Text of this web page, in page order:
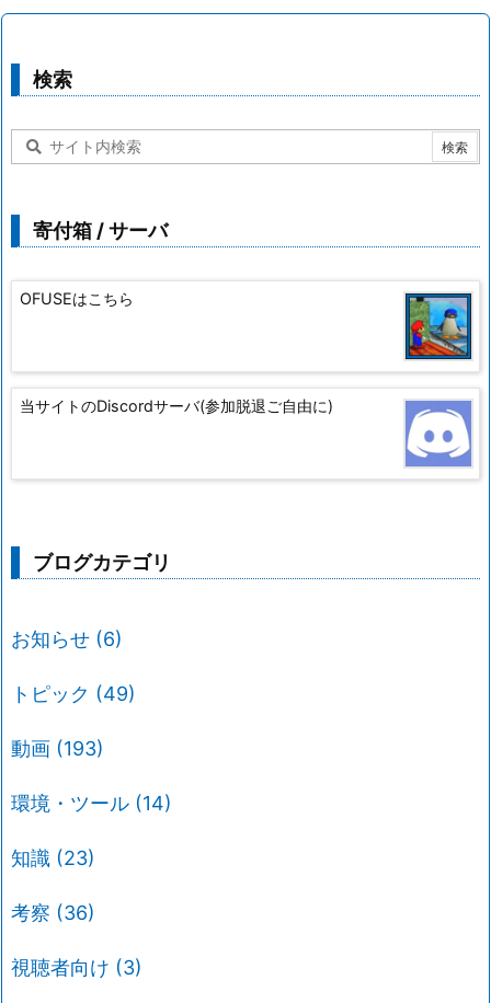
検索
寄付箱 / サーバ
OFUSEはこちら
当サイトのDiscordサーバ(参加脱退ご自由に)
ブログカテゴリ
お知らせ (6)
トピック (49)
動画 (193)
環境・ツール (14)
知識 (23)
考察 (36)
視聴者向け (3)